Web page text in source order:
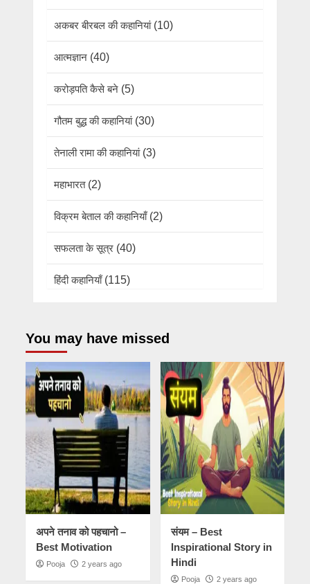
अकबर बीरबल की कहानियां(10)
आत्मज्ञान (40)
करोड़पति कैसे बने (5)
गौतम बुद्ध की कहानियां(30)
तेनाली रामा की कहानियां(3)
महाभारत(2)
विक्रम बेताल की कहानियाँ(2)
सफलता के सूत्र (40)
हिंदी कहानियाँ(115)
You may have missed
अपने तनाव को पहचानो –
Best Motivation
Pooja 2 years ago
संयम – Best
Inspirational Story in
Hindi
Pooja 2 years ago